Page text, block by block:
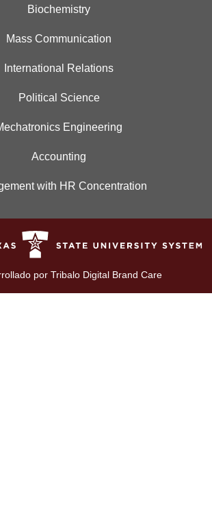
Biochemistry
Mass Communication
International Relations
Political Science
Engineering
Accounting
with HR Concentration
por Tribalo Digital Brand Care